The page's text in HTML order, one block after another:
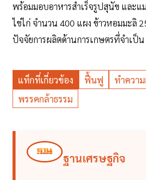
พร้อมมอบอาหารสำเร็จรูปสุนัข และแ
ไข่ไก่ จำนวน 400 แผง ข้าวหอมมะลิ
ปัจจัยการผลิตด้านการเกษตรที่จำเป็น
แท็กที่เกี่ยวข้อง ฟื้นฟู
ทำควา
พรรคกล้าธรรม
ฐานเศรษฐกิจ